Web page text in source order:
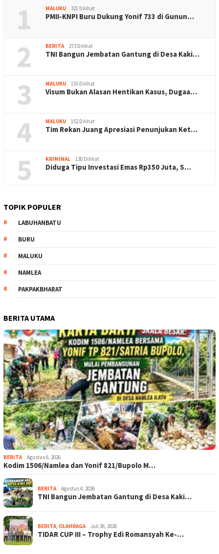
1 MALUKU 321 Dilihat
PMII-KNPI Buru Dukung Yonif 733 di Gunun…
2 BERITA 273 Dilihat
TNI Bangun Jembatan Gantung di Desa Kaki…
3 MALUKU 155 Dilihat
Visum Bukan Alasan Hentikan Kasus, Dugaa…
4 MALUKU 152 Dilihat
Tim Rekan Juang Apresiasi Penunjukan Ket…
5 KRIMINAL 130 Dilihat
Diduga Tipu Investasi Emas Rp350 Juta, S…
TOPIK POPULER
LABUHANBATU
BURU
MALUKU
NAMLEA
PAKPAKBHARAT
BERITA UTAMA
BERITA Agustus 6, 2026
Kodim 1506/Namlea dan Yonif 821/Bupolo M…
BERITA Agustus 4, 2026
TNI Bangun Jembatan Gantung di Desa Kaki…
BERITA, OLAHRAGA Juli 26, 2026
TIDAR CUP III – Trophy Edi Romansyah Ke-…